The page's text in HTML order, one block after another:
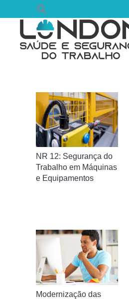
NR 12: Segurança do
Trabalho em Máquinas
e Equipamentos
Modernização das